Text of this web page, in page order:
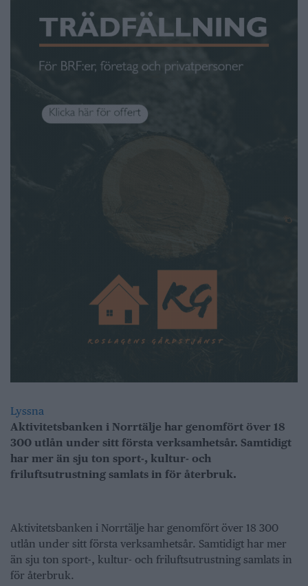
Lyssna
Aktivitetsbanken i Norrtälje har genomfört över 18
300 utlån under sitt första verksamhetsår. Samtidigt
har mer än sju ton sport-, kultur- och
friluftsutrustning samlats in för återbruk.
Aktivitetsbanken i Norrtälje har genomfört över 18 300
utlån under sitt första verksamhetsår. Samtidigt har mer
än sju ton sport-, kultur- och friluftsutrustning samlats in
för återbruk.